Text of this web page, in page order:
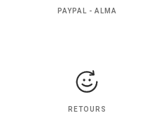
PAYPAL - ALMA
RETOURS